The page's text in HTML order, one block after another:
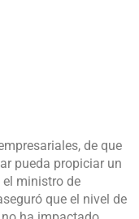
de que
pueda propiciar un
ministro de
que el nivel de